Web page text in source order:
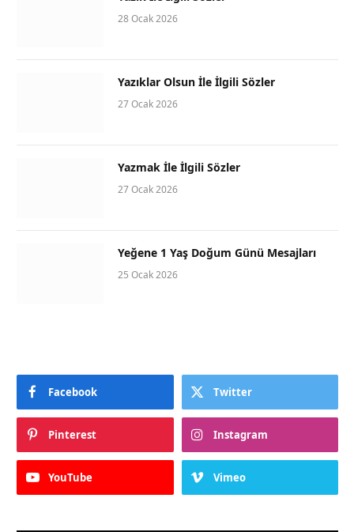
28 Ocak 2026
Yazıklar Olsun İle İlgili Sözler
27 Ocak 2026
Yazmak İle İlgili Sözler
27 Ocak 2026
Yeğene 1 Yaş Doğum Günü Mesajları
25 Ocak 2026
Facebook Twitter
Pinterest Instagram
YouTube Vimeo